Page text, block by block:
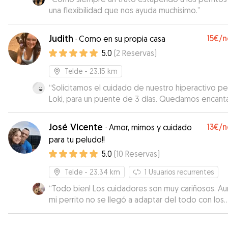
una flexibilidad que nos ayuda muchísimo.”
Judith · Como en su propia casa 15€/
5.0 (2 Reservas)
Telde - 23.15 km
“Solicitamos el cuidado de nuestro hiperactivo
Loki, para un puente de 3 días. Quedamos
con los cuidados de Judith, siempre enviando
cada paseo, en las que solo con ver su cara de
felicidad durante los paseos o durmiendo a pata
suelta después de ellos ya se notaba que estaba
buenas manos. Incluso la anfitriona Koa ayudó a
su estancia cediendo parte de su casa y
acompañándolo en cada paseo. Sin duda
a contar con ellas.”
José Vicente · Amor, mimos y cuidado
para tu peludo!!
13€/
5.0 (10 Reservas)
Telde - 23.34 km 1 Usuarios recurrentes
“Todo bien! Los cuidadores son muy cariñosos.
mi perrito no se llegó a adaptar del todo con los
perros grandes.”